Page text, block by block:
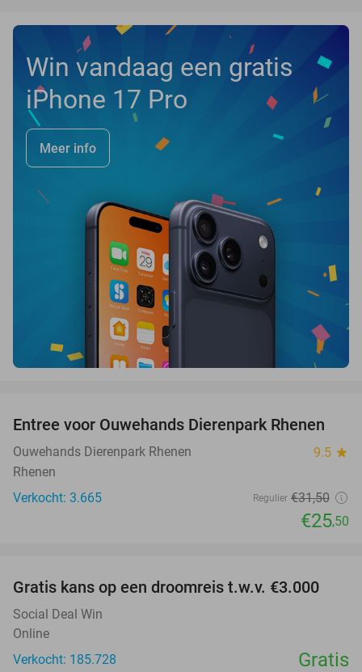
Win vandaag een gratis
iPhone 17 Pro
Meer info
19%
Entree voor Ouwehands Dierenpark Rhenen
Ouwehands Dierenpark Rhenen 9.5 star
Rhenen
Verkocht: 3.665
Regulier €31,50
€25,50
Gratis kans op een droomreis t.w.v. €3.000
Social Deal Win
Online
Verkocht: 185.728
Gratis